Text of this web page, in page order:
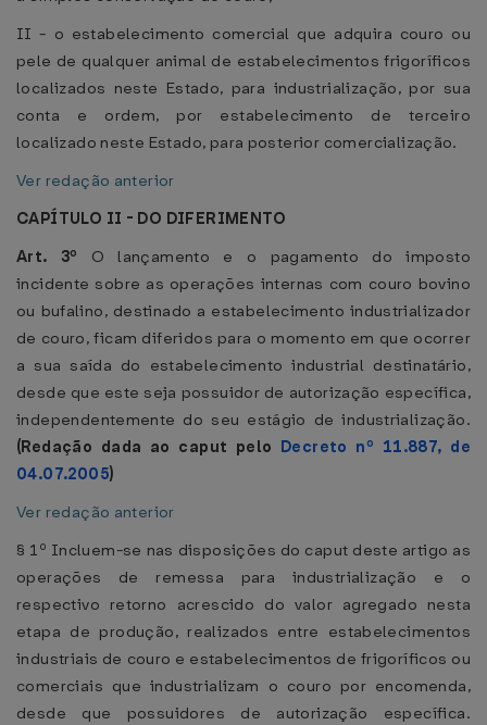
II - o estabelecimento comercial que adquira couro ou
pele de qualquer animal de estabelecimentos frigoríficos
localizados neste Estado, para industrialização, por sua
conta e ordem, por estabelecimento de terceiro
localizado neste Estado, para posterior comercialização.
Ver redação anterior
CAPÍTULO II - DO DIFERIMENTO
Art. 3º O lançamento e o pagamento do imposto
incidente sobre as operações internas com couro bovino
ou bufalino, destinado a estabelecimento industrializador
de couro, ficam diferidos para o momento em que ocorrer
a sua saída do estabelecimento industrial destinatário,
desde que este seja possuidor de autorização específica,
independentemente do seu estágio de industrialização.
(Redação dada ao caput pelo Decreto nº 11.887, de
04.07.2005)
Ver redação anterior
§ 1º Incluem-se nas disposições do caput deste artigo as
operações de remessa para industrialização e o
respectivo retorno acrescido do valor agregado nesta
etapa de produção, realizados entre estabelecimentos
industriais de couro e estabelecimentos de frigoríficos ou
comerciais que industrializam o couro por encomenda,
desde que possuidores de autorização específica.